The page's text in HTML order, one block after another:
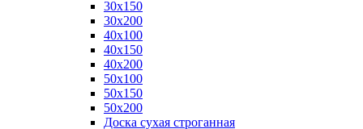
30х150
30х200
40х100
40х150
40х200
50х100
50х150
50х200
Доска сухая строганная